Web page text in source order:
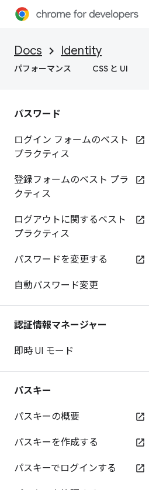
Docs Identity
パフォーマンス CSS と UI
パスワード
ログイン フォームのベスト
プラクティス
登録フォームのベスト プラ
クティス
ログアウトに関するベスト
プラクティス
パスワードを変更する
自動パスワード変更
認証情報マネージャー
即時 UI モード
パスキー
パスキーの概要
パスキーを作成する
パスキーでログインする